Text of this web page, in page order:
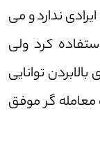
ندارد و می
کرد ولی
توانایی
گر موفق